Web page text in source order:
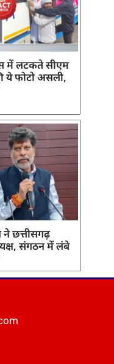
में लटकते सीएम
ये फोटो असली,
छत्तीसगढ़
संगठन में लंबे